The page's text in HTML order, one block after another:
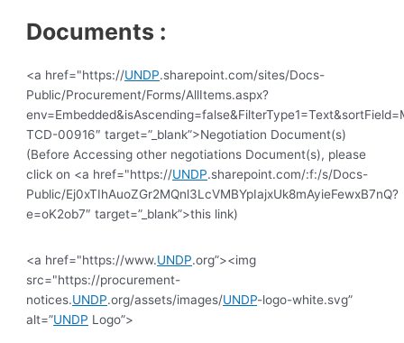
Documents :
<a href="https://UNDP.sharepoint.com/sites/Docs-
Public/Procurement/Forms/AllItems.aspx?
TCD-00916″ target=”_blank”>Negotiation Document(s)
(Before Accessing other negotiations Document(s), please
click on <a href="https://UNDP.sharepoint.com/:f:/s/Docs-
Public/Ej0xTIhAuoZGr2MQnl3LcVMBYpIajxUk8mAyieFewxB7nQ?
e=oK2ob7″ target=”_blank”>this link)
<a href="https://www.UNDP.org”><img
src="https://procurement-
notices.UNDP.org/assets/images/UNDP-logo-white.svg”
alt=”UNDP Logo”>